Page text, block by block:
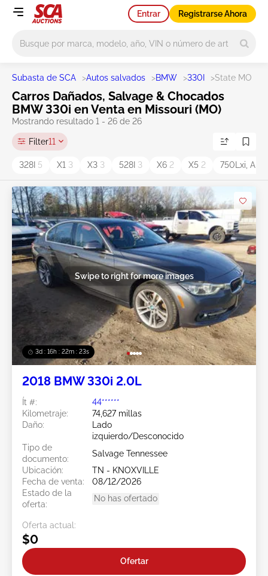
Entrar Registrarse Ahora
Subasta de SCA >Autos salvados >BMW >330I >State MO
Carros Dañados, Salvage & Chocados
BMW 330i en Venta en Missouri (MO)
Mostrando resultado 1 - 26 de 26
Filter11
328I 5 X1 3 X3 3 528I 3 X6 2 X5 2 750Lxi,
3d : 16h : 22m : 20s
Swipe to right for more images
2018 BMW 330i 2.0L
Ít #:
44******
Kilometraje:
74,627 millas
Daño:
Lado
izquierdo/Desconocido
Tipo de
documento:
Salvage Tennessee
Ubicación:
TN - KNOXVILLE
Fecha de venta:
08/12/2026
Estado de la
oferta:
No has ofertado
Oferta actual:
$0
Ofertar